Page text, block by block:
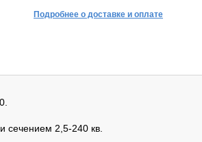
Подробнее о доставке и оплате
сечением 2,5-240 кв.